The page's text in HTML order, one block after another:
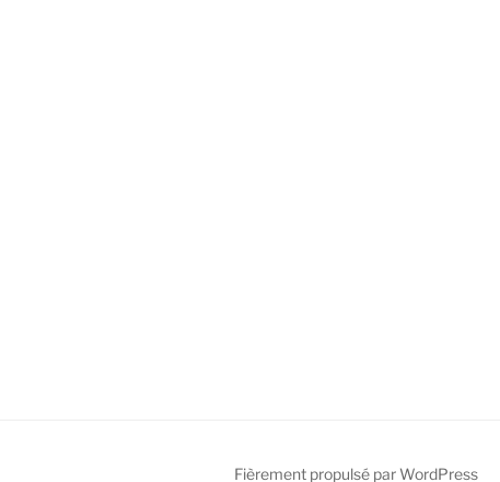
Fièrement propulsé par WordPress